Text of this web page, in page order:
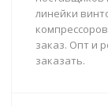
линейки
заказ. Опт и
заказать.